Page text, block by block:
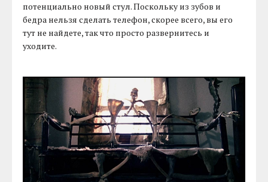
потенциально новый стул. Поскольку из зубов и
бедра нельзя сделать телефон, скорее всего, вы его
тут не найдете, так что просто развернитесь и
уходите.